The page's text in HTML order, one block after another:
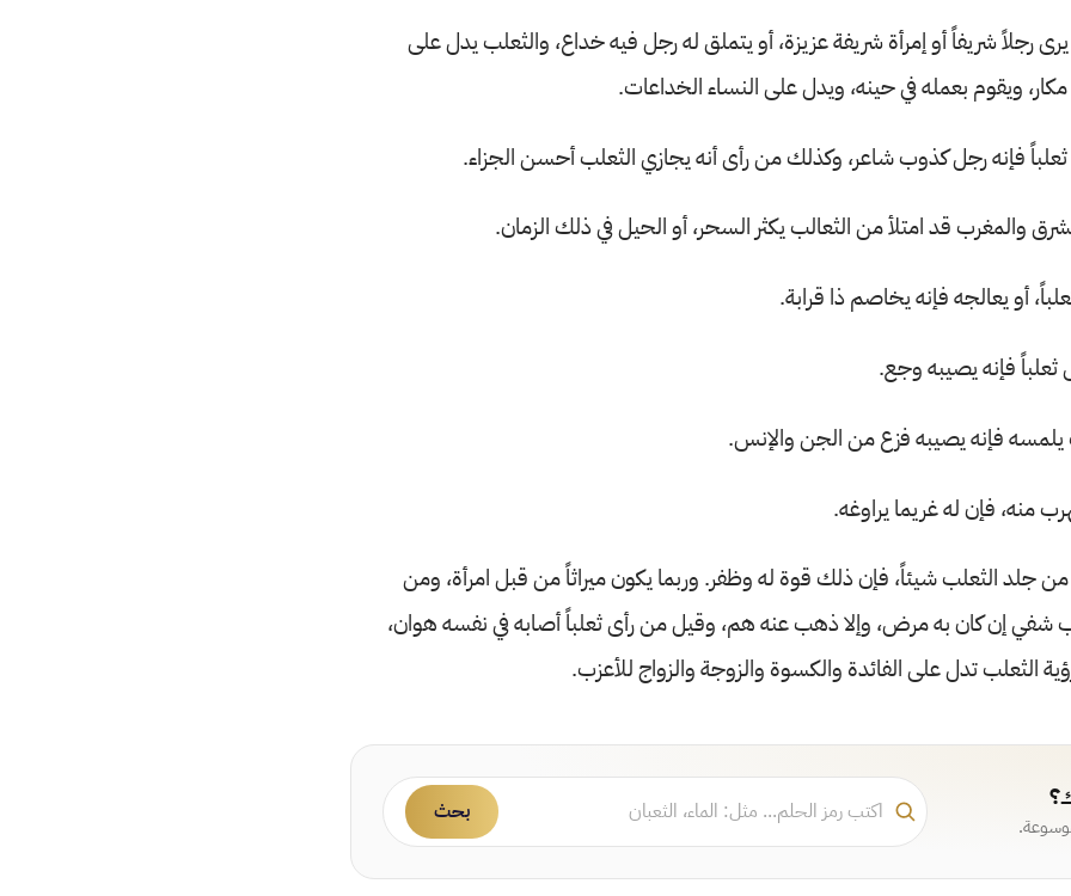
رجلاً شريفاً أو إمرأة شريفة عزيزة، أو يتملق له رجل فيه خداع، والثعلب يدل على
ويقوم بعمله في حينه، ويدل على النساء الخداعات.
ثعلباً فإنه رجل كذوب شاعر، وكذلك من رأى أنه يجازي الثعلب أحسن الجزاء.
والمغرب قد امتلأ من الثعالب يكثر السحر، أو الحيل في ذلك الزمان.
أو يعالجه فإنه يخاصم ذا قرابة.
فإنه يصيبه وجع.
يلمسه فإنه يصيبه فزع من الجن والإنس.
منه، فإن له غريما يراوغه.
جلد الثعلب شيئاً، فإن ذلك قوة له وظفر. وربما يكون ميراثاً من قبل امرأة، ومن
شفي إن كان به مرض، وإلا ذهب عنه هم، وقيل من رأى ثعلباً أصابه في نفسه هوان،
الثعلب تدل على الفائدة والكسوة والزوجة والزواج للأعزب.
بحث